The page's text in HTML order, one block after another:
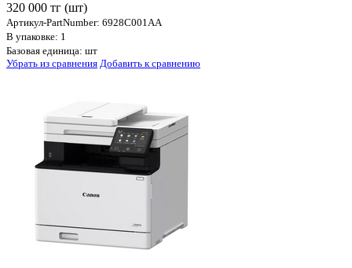
320 000 тг (шт)
Артикул-PartNumber: 6928C001AA
В упаковке: 1
Базовая единица: шт
Убрать из сравнения Добавить к сравнению